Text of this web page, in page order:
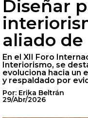
Diseñar
aliado de
En el XII Foro
Interiorismo, se
evoluciona hacia un
y respaldado por
Por: Erika Beltrán
29/Abr/2026